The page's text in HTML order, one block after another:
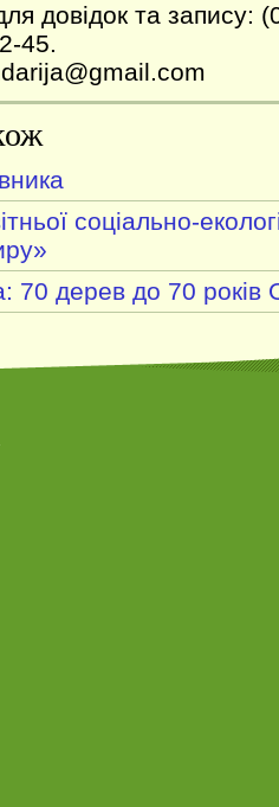
довідок та запису:
45.
соціально-
70 дерев до 70